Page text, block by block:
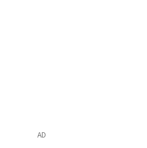
AD